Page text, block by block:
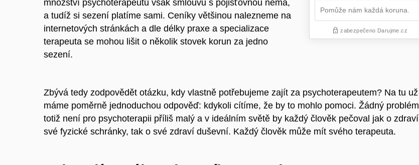
množství psychoterapeutů však smlouvu s pojišťovnou nemá,
a tudíž si sezení platíme sami. Ceníky většinou nalezneme na
internetových stránkách a dle délky praxe a specializace
terapeuta se mohou lišit o několik stovek korun za jedno
sezení.
Zbývá tedy zodpovědět otázku, kdy vlastně potřebujeme zajít za psychoterapeutem? Na tu už
máme poměrně jednoduchou odpověď: kdykoli cítíme, že by to mohlo pomoci. Žádný problém
totiž není pro psychoterapii příliš malý a v ideálním světě by každý člověk pečoval jak o zdraví
své fyzické schránky, tak o své zdraví duševní. Každý člověk může mít svého terapeuta.